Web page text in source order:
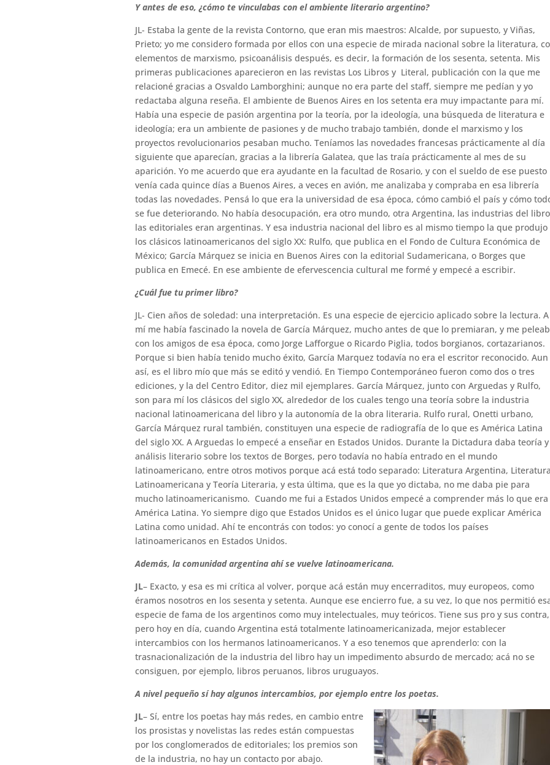
Y antes de eso, ¿cómo te vinculabas con el ambiente literario argentino?
JL- Estaba la gente de la revista Contorno, que eran mis maestros: Alcalde, por supuesto, y Viñas,
Prieto; yo me considero formada por ellos con una especie de mirada nacional sobre la literatura,
elementos de marxismo, psicoanálisis después, es decir, la formación de los sesenta, setenta. Mis
primeras publicaciones aparecieron en las revistas Los Libros y Literal, publicación con la que me
relacioné gracias a Osvaldo Lamborghini; aunque no era parte del staff, siempre me pedían y yo
redactaba alguna reseña. El ambiente de Buenos Aires en los setenta era muy impactante para mí.
Había una especie de pasión argentina por la teoría, por la ideología, una búsqueda de literatura e
ideología; era un ambiente de pasiones y de mucho trabajo también, donde el marxismo y los
proyectos revolucionarios pesaban mucho. Teníamos las novedades francesas prácticamente al día
siguiente que aparecían, gracias a la librería Galatea, que las traía prácticamente al mes de su
aparición. Yo me acuerdo que era ayudante en la facultad de Rosario, y con el sueldo de ese puesto
venía cada quince días a Buenos Aires, a veces en avión, me analizaba y compraba en esa librería
todas las novedades. Pensá lo que era la universidad de esa época, cómo cambió el país y cómo
se fue deteriorando. No había desocupación, era otro mundo, otra Argentina, las industrias del
las editoriales eran argentinas. Y esa industria nacional del libro es al mismo tiempo la que produjo
los clásicos latinoamericanos del siglo XX: Rulfo, que publica en el Fondo de Cultura Económica de
México; García Márquez se inicia en Buenos Aires con la editorial Sudamericana, o Borges que
publica en Emecé. En ese ambiente de efervescencia cultural me formé y empecé a escribir.
¿Cuál fue tu primer libro?
JL- Cien años de soledad: una interpretación. Es una especie de ejercicio aplicado sobre la lectura. A
mí me había fascinado la novela de García Márquez, mucho antes de que lo premiaran, y me
con los amigos de esa época, como Jorge Lafforgue o Ricardo Piglia, todos borgianos, cortazarianos.
Porque si bien había tenido mucho éxito, García Marquez todavía no era el escritor reconocido. Aun
así, es el libro mío que más se editó y vendió. En Tiempo Contemporáneo fueron como dos o tres
ediciones, y la del Centro Editor, diez mil ejemplares. García Márquez, junto con Arguedas y Rulfo,
son para mí los clásicos del siglo XX, alrededor de los cuales tengo una teoría sobre la industria
nacional latinoamericana del libro y la autonomía de la obra literaria. Rulfo rural, Onetti urbano,
García Márquez rural también, constituyen una especie de radiografía de lo que es América Latina
del siglo XX. A Arguedas lo empecé a enseñar en Estados Unidos. Durante la Dictadura daba teoría y
análisis literario sobre los textos de Borges, pero todavía no había entrado en el mundo
latinoamericano, entre otros motivos porque acá está todo separado: Literatura Argentina,
Latinoamericana y Teoría Literaria, y esta última, que es la que yo dictaba, no me daba pie para
mucho latinoamericanismo. Cuando me fui a Estados Unidos empecé a comprender más lo que era
América Latina. Yo siempre digo que Estados Unidos es el único lugar que puede explicar América
Latina como unidad. Ahí te encontrás con todos: yo conocí a gente de todos los países
latinoamericanos en Estados Unidos.
Además, la comunidad argentina ahí se vuelve latinoamericana.
JL– Exacto, y esa es mi crítica al volver, porque acá están muy encerraditos, muy europeos, como
éramos nosotros en los sesenta y setenta. Aunque ese encierro fue, a su vez, lo que nos permitió
especie de fama de los argentinos como muy intelectuales, muy teóricos. Tiene sus pro y sus contra,
pero hoy en día, cuando Argentina está totalmente latinoamericanizada, mejor establecer
intercambios con los hermanos latinoamericanos. Y a eso tenemos que aprenderlo: con la
trasnacionalización de la industria del libro hay un impedimento absurdo de mercado; acá no se
consiguen, por ejemplo, libros peruanos, libros uruguayos.
A nivel pequeño sí hay algunos intercambios, por ejemplo entre los poetas.
JL– Sí, entre los poetas hay más redes, en cambio entre
los prosistas y novelistas las redes están compuestas
por los conglomerados de editoriales; los premios son
de la industria, no hay un contacto por abajo.